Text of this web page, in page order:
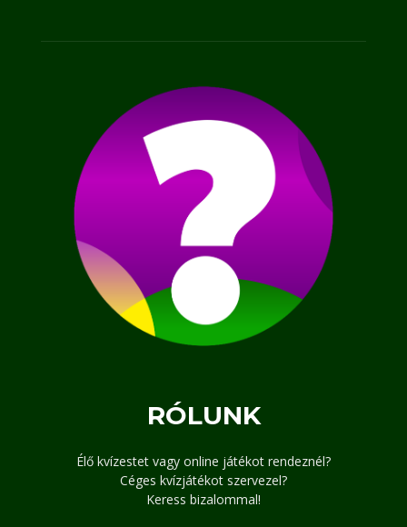
RÓLUNK
Élő kvízestet vagy online játékot rendeznél?
Céges kvízjátékot szervezel?
Keress bizalommal!